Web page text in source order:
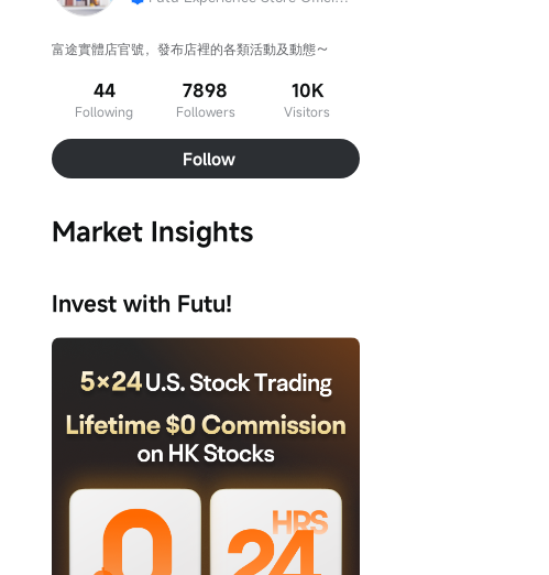
富途實體店官號，發布店裡的各類活動及動態～
44
Following
7898
Followers
10K
Visitors
Follow
Market Insights
Invest with Futu!